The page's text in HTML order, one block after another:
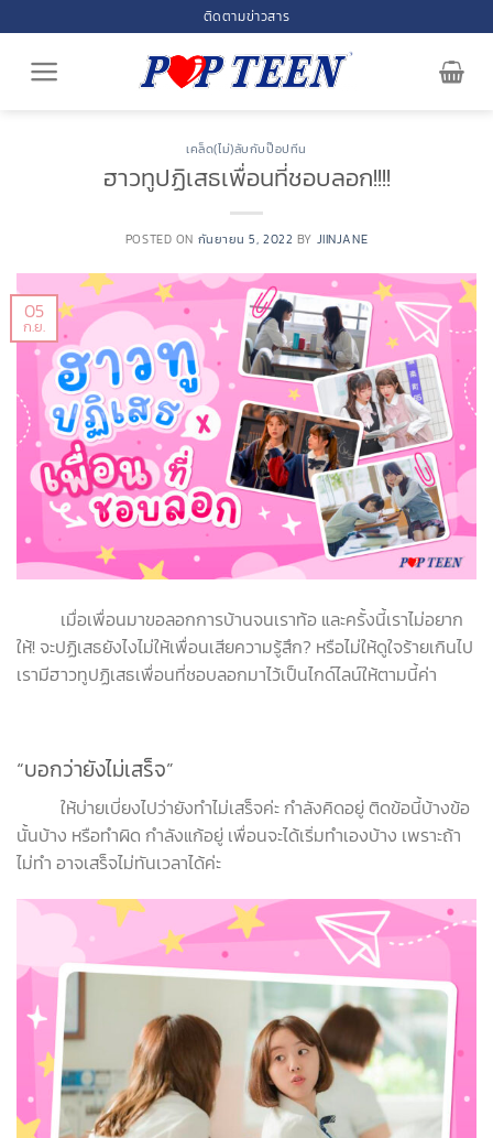
to
content
ติดตามข่าวสาร
เคล็ด(ไม่)ลับกับป๊อปทีน
ฮาวทูปฏิเสธเพื่อนที่ชอบลอก!!!!
POSTED ON กันยายน 5, 2022 BY JIINJANE
05
ก.ย.
เมื่อเพื่อนมาขอลอกการบ้านจนเราท้อ และครั้งนี้เราไม่อยาก
ให้! จะปฏิเสธยังไงไม่ให้เพื่อนเสียความรู้สึก? หรือไม่ให้ดูใจร้ายเกินไป
เรามีฮาวทูปฏิเสธเพื่อนที่ชอบลอกมาไว้เป็นไกด์ไลน์ให้ตามนี้ค่า
“บอกว่ายังไม่เสร็จ”
ให้บ่ายเบี่ยงไปว่ายังทำไม่เสร็จค่ะ กำลังคิดอยู่ ติดข้อนี้บ้างข้อ
นั้นบ้าง หรือทำผิด กำลังแก้อยู่ เพื่อนจะได้เริ่มทำเองบ้าง เพราะถ้า
ไม่ทำ อาจเสร็จไม่ทันเวลาได้ค่ะ